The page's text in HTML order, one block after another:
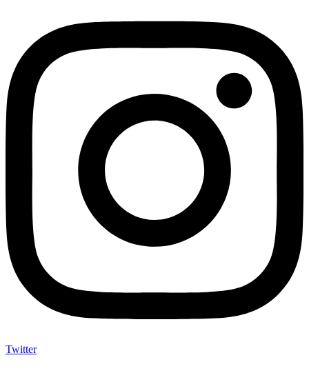
Twitter